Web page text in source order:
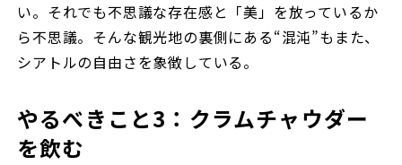
い。それでも不思議な存在感と「美」を放っているか
ら不思議。そんな観光地の裏側にある“混沌”もまた、
シアトルの自由さを象徴している。
やるべきこと3：クラムチャウダー
を飲む